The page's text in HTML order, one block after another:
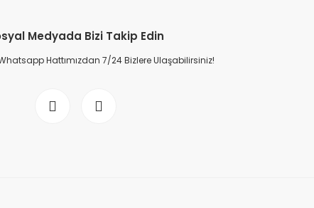
Medyada Bizi Takip Edin
Hattımızdan 7/24 Bizlere Ulaşabilirsiniz!